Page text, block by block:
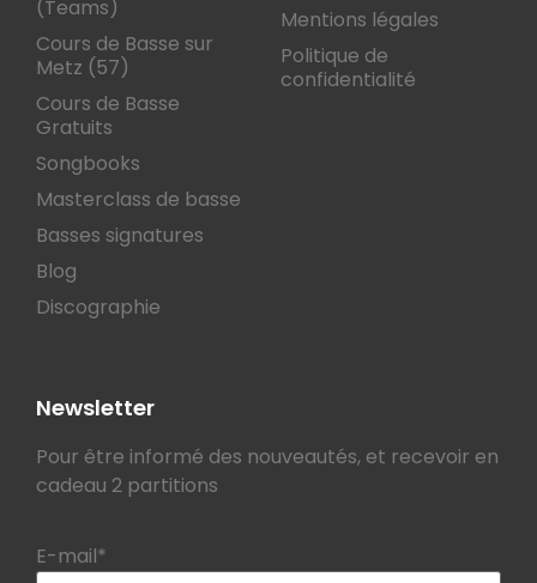
(Teams)
Cours de Basse sur
Metz (57)
Cours de Basse
Gratuits
Songbooks
Masterclass de basse
Basses signatures
Blog
Discographie
Mentions légales
Politique de
confidentialité
Newsletter
Pour être informé des nouveautés, et recevoir en
cadeau 2 partitions
E-mail*